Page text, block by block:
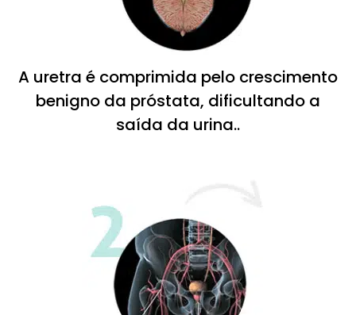
A uretra é comprimida pelo crescimento
benigno da próstata, dificultando a
saída da urina..